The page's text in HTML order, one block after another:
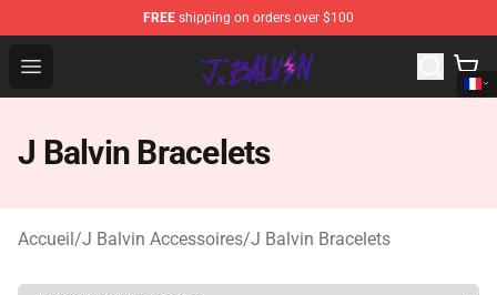
FREE shipping on orders over $100
Open menu
J Balvin Store - Official J Balvin Merchandise Shop
J Balvin Bracelets
Accueil/J Balvin Accessoires/J Balvin Bracelets